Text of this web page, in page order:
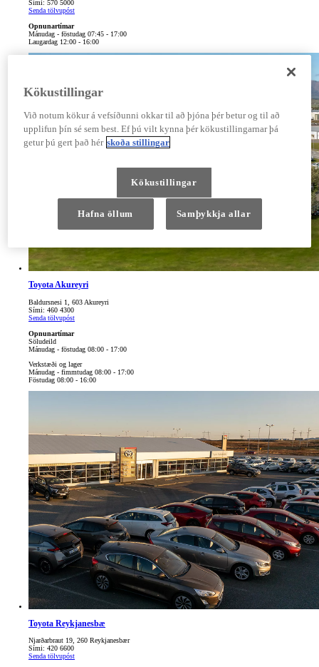
Sími: 570 5000
Senda tölvupóst
Opnunartímar
Mánudag - föstudag 07:45 - 17:00
Laugardag 12:00 - 16:00
Toyota Akureyri
Baldursnesi 1, 603 Akureyri
Sími: 460 4300
Senda tölvupóst
Opnunartímar
Söludeild
Mánudag - föstudag 08:00 - 17:00
Verkstæði og lager
Mánudag - fimmtudag 08:00 - 17:00
Föstudag 08:00 - 16:00
Toyota Reykjanesbæ
Njarðarbraut 19, 260 Reykjanesbær
Sími: 420 6600
Senda tölvupóst
Kökustillingar
Við notum kökur á vefsíðunni okkar til að þjóna þér betur og til að
upplifun þín sé sem best. Ef þú vilt kynna þér kökustillingarnar þá
getur þú gert það hér skoða stillingar
Kökustillingar
Hafna öllum Samþykkja allar